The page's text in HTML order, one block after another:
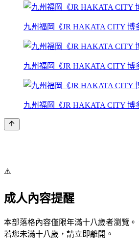
九州福岡《JR HAKATA CITY
九州福岡《JR HAKATA CITY 博
九州福岡《JR HAKATA CITY 博
⚠️
成人內容提醒
本部落格內容僅限年滿十八歲者瀏覽。
若您未滿十八歲，請立即離開。